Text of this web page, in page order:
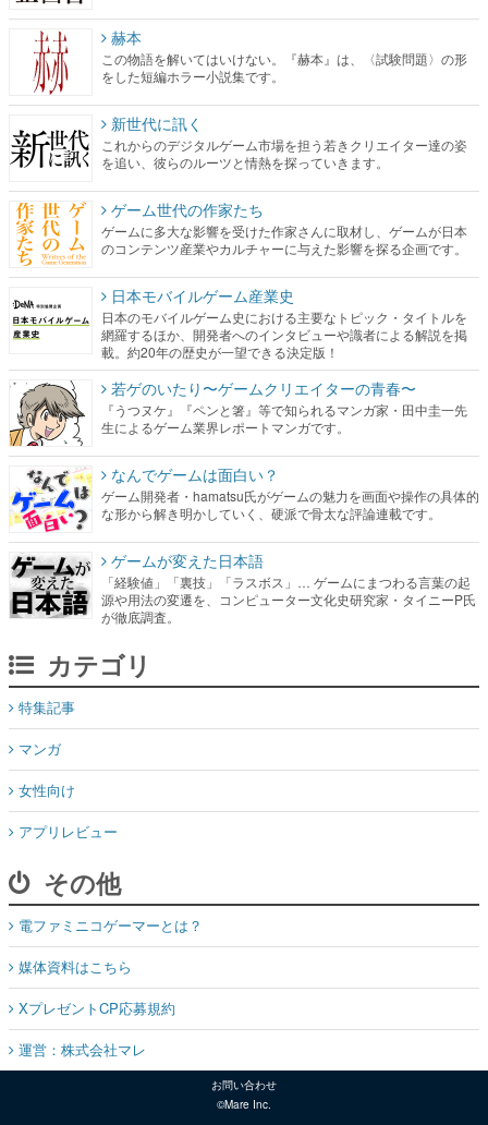
赫本
この物語を解いてはいけない。『赫本』は、〈試験問題〉の形
をした短編ホラー小説集です。
新世代に訊く
これからのデジタルゲーム市場を担う若きクリエイター達の姿
を追い、彼らのルーツと情熱を探っていきます。
ゲーム世代の作家たち
ゲームに多大な影響を受けた作家さんに取材し、ゲームが日本
のコンテンツ産業やカルチャーに与えた影響を探る企画です。
日本モバイルゲーム産業史
日本のモバイルゲーム史における主要なトピック・タイトルを
網羅するほか、開発者へのインタビューや識者による解説を掲
載。約20年の歴史が一望できる決定版！
若ゲのいたり〜ゲームクリエイターの青春〜
『うつヌケ』『ペンと箸』等で知られるマンガ家・田中圭一先
生によるゲーム業界レポートマンガです。
なんでゲームは面白い？
ゲーム開発者・hamatsu氏がゲームの魅力を画面や操作の具体的
な形から解き明かしていく、硬派で骨太な評論連載です。
ゲームが変えた日本語
「経験値」「裏技」「ラスボス」… ゲームにまつわる言葉の起
源や用法の変遷を、コンピューター文化史研究家・タイニーP氏
が徹底調査。
カテゴリ
特集記事
マンガ
女性向け
アプリレビュー
その他
電ファミニコゲーマーとは？
媒体資料はこちら
XプレゼントCP応募規約
運営：株式会社マレ
お問い合わせ
©Mare Inc.